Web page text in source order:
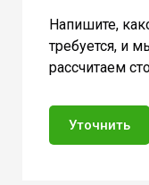
Напишите,
требуется, и
рассчитаем
Уточнить